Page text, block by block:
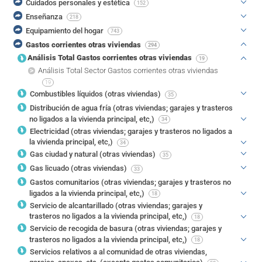
Cuidados personales y estética 152
Enseñanza 218
Equipamiento del hogar 743
Gastos corrientes otras viviendas 294
Análisis Total Gastos corrientes otras viviendas 19
Análisis Total Sector Gastos corrientes otras viviendas
19
Combustibles líquidos (otras viviendas) 35
Distribución de agua fría (otras viviendas; garajes y trasteros
no ligados a la vivienda principal, etc,)
34
Electricidad (otras viviendas; garajes y trasteros no ligados a
la vivienda principal, etc,)
34
Gas ciudad y natural (otras viviendas) 35
Gas licuado (otras viviendas) 33
Gastos comunitarios (otras viviendas; garajes y trasteros no
ligados a la vivienda principal, etc,)
18
Servicio de alcantarillado (otras viviendas; garajes y
trasteros no ligados a la vivienda principal, etc,)
18
Servicio de recogida de basura (otras viviendas; garajes y
trasteros no ligados a la vivienda principal, etc,)
18
Servicios relativos a al comunidad de otras viviendas,